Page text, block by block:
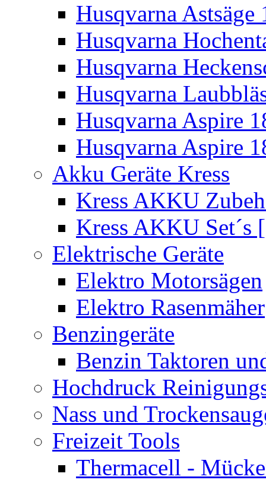
Husqvarna
Husqvarna
Husqvarna
Husqvarna
Husqvarna Aspire
Husqvarna Aspire
Akku Geräte Kress
Kress AKKU
Kress AKKU Set´s
Elektrische Geräte
Elektro Motorsägen
Elektro Rasenmäher
Benzingeräte
Benzin Taktoren
Hochdruck
Nass und
Freizeit Tools
Thermacell -